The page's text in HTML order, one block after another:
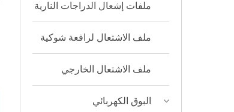
ملفات إشعال الدراجات النارية
ملف الاشتعال لرافعة شوكية
ملف الاشتعال الخارجي
البوق الكهربائي